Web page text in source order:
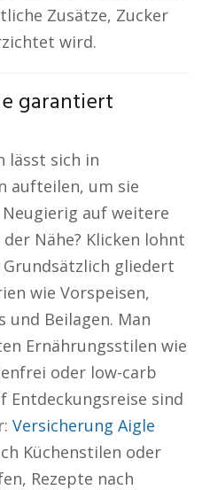
Zusätze, Zucker
wird.
garantiert
lässt sich in
aufteilen, um sie
auf weitere
Nähe? Klicken lohnt
Grundsätzlich gliedert
wie Vorspeisen,
und Beilagen. Man
Ernährungsstilen wie
oder low-carb
Entdeckungsreise sind
Versicherung Aigle
Küchenstilen oder
Rezepte nach